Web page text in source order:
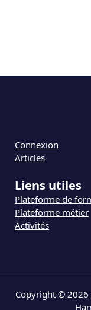
Connexion
Articles
Liens utiles
Plateforme de
Plateforme métier
Activités
Copyright © 2026